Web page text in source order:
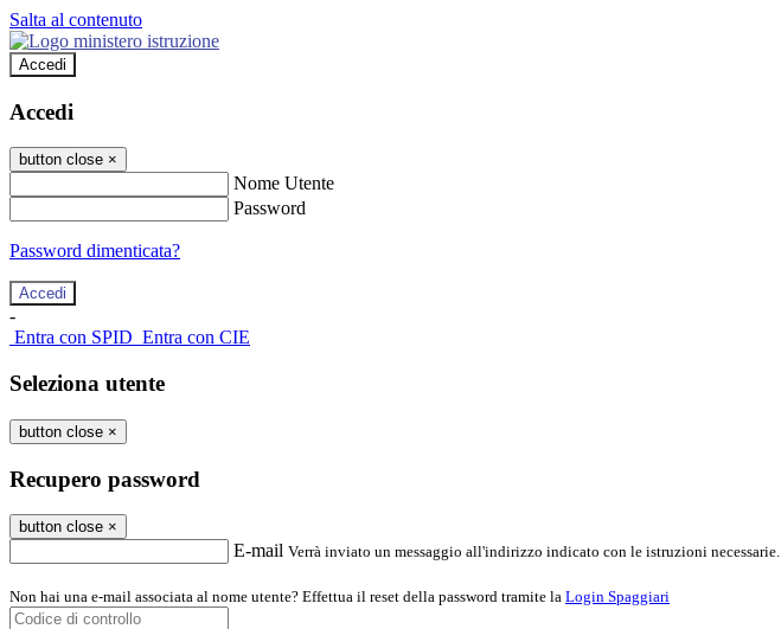
Salta al contenuto
Accedi
Accedi
button close ×
Nome Utente
Password
Password dimenticata?
-
Entra con SPID Entra con CIE
Seleziona utente
button close ×
Recupero password
button close ×
E-mail Verrà inviato un messaggio all'indirizzo indicato con le istruzioni necessarie.
Non hai una e-mail associata al nome utente? Effettua il reset della password tramite la Login Spaggiari